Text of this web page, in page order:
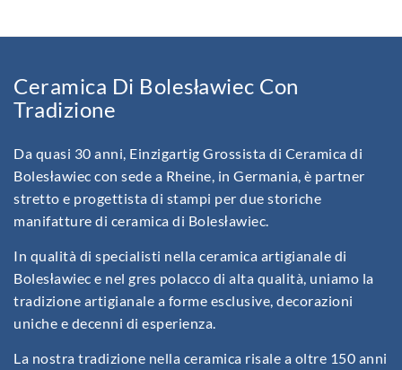
Ceramica Di Bolesławiec Con
Tradizione
Da quasi 30 anni, Einzigartig Grossista di Ceramica di
Bolesławiec con sede a Rheine, in Germania, è partner
stretto e progettista di stampi per due storiche
manifatture di ceramica di Bolesławiec.
In qualità di specialisti nella ceramica artigianale di
Bolesławiec e nel gres polacco di alta qualità, uniamo la
tradizione artigianale a forme esclusive, decorazioni
uniche e decenni di esperienza.
La nostra tradizione nella ceramica risale a oltre 150 anni